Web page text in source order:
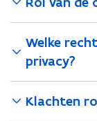
Welke
privacy?
Klachten